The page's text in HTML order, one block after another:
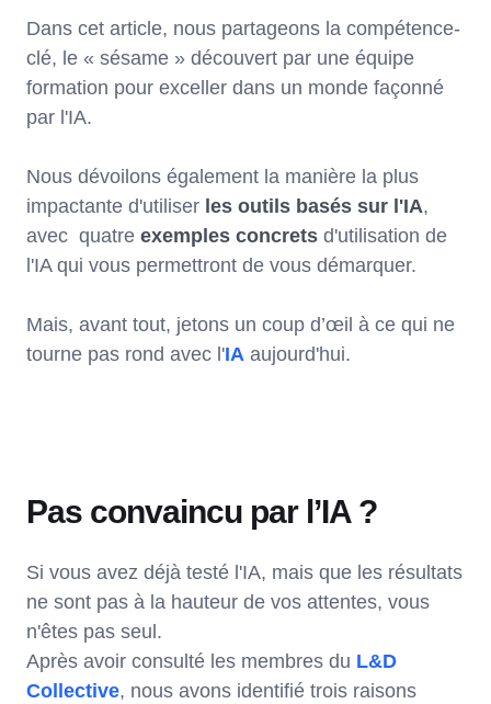
Dans cet article, nous partageons la compétence-
clé, le « sésame » découvert par une équipe
formation pour exceller dans un monde façonné
par l'IA.
Nous dévoilons également la manière la plus
impactante d'utiliser les outils basés sur l'IA,
avec quatre exemples concrets d'utilisation de
l'IA qui vous permettront de vous démarquer.
Mais, avant tout, jetons un coup d’œil à ce qui ne
tourne pas rond avec l'IA aujourd'hui.
Pas convaincu par l’IA ?
Si vous avez déjà testé l'IA, mais que les résultats
ne sont pas à la hauteur de vos attentes, vous
n'êtes pas seul.
Après avoir consulté les membres du L&D
Collective, nous avons identifié trois raisons